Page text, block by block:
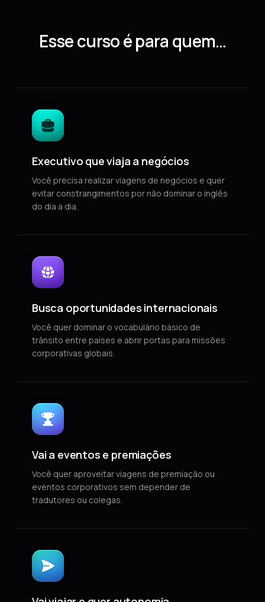
Esse curso é para quem…
Executivo que viaja a negócios
Você precisa realizar viagens de negócios e quer
evitar constrangimentos por não dominar o inglês
do dia a dia.
Busca oportunidades internacionais
Você quer dominar o vocabulário básico de
trânsito entre países e abrir portas para missões
corporativas globais.
Vai a eventos e premiações
Você quer aproveitar viagens de premiação ou
eventos corporativos sem depender de
tradutores ou colegas.